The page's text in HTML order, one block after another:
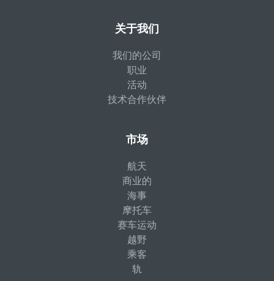
关于我们
我们的公司
职业
活动
技术合作伙伴
市场
航天
商业的
海事
摩托车
赛车运动
越野
乘客
轨